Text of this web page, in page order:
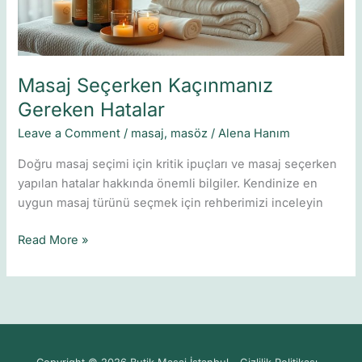
Masaj Seçerken Kaçınmanız
Gereken Hatalar
Leave a Comment / masaj, masöz /Alena Hanım
Doğru masaj seçimi için kritik ipuçları ve masaj seçerken
yapılan hatalar hakkında önemli bilgiler. Kendinize en
uygun masaj türünü seçmek için rehberimizi inceleyin
Read More »